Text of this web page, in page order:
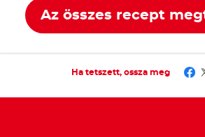
Az összes recept
Ha tetszett, ossza meg